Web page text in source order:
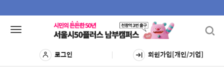
Toggle
로그인 회원가입[개인/기업]